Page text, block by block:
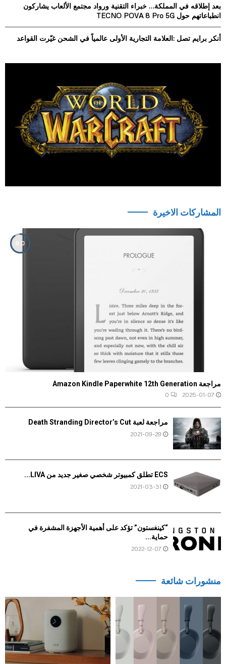
بعد إطلاقه في المملكة… خبراء التقنية ورواد مجتمع الألعاب يشاركون
انطباعاتهم حول TECNO POVA 8 Pro 5G
أنكر برايم تصل :العلامة التجارية الأولى عالمياً في الشحن غيّرت القواعد
المشاركات الاخيرة
مراجعة Amazon Kindle Paperwhite 12th Generation
2025-01-07
0
9.0
مراجعة لعبة Death Stranding Director’s Cut
2021-09-29
ECS تطلق كمبيوتر شخصي صغير جديد من LIVA...
2021-03-31
“كينغستون” تؤكد على أهمية الأجهزة المشفرة في
حماية...
2022-12-07
منشورات شائعة